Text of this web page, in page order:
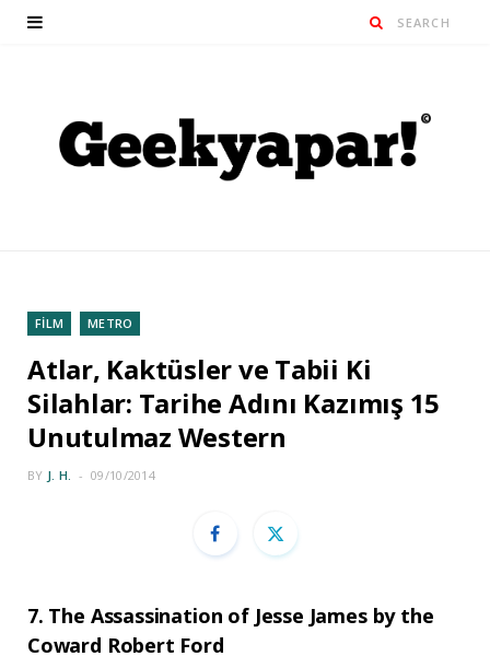
FİLM METRO
Atlar, Kaktüsler ve Tabii Ki
Silahlar: Tarihe Adını Kazımış 15
Unutulmaz Western
BY J. H. 09/10/2014
7. The Assassination of Jesse James by the
Coward Robert Ford